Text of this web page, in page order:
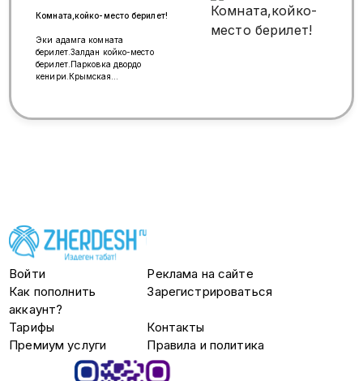
Комната,койко-место берилет!
Эки адамга комната
берилет.Залдан койко-место
берилет.Парковка двордо
кенири.Крымская
Войти
Реклама на сайте
Как пополнить
аккаунт?
Зарегистрироваться
Тарифы
Контакты
Премиум услуги
Правила и политика